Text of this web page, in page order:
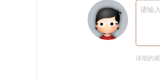
请输
详细的